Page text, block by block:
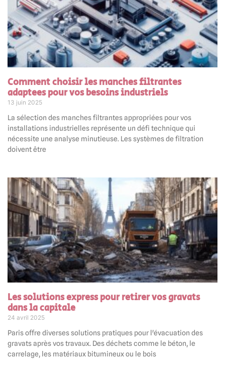
Comment choisir les manches filtrantes
adaptees pour vos besoins industriels
13 juin 2025
La sélection des manches filtrantes appropriées pour vos
installations industrielles représente un défi technique qui
nécessite une analyse minutieuse. Les systèmes de filtration
doivent être
Les solutions express pour retirer vos gravats
dans la capitale
24 avril 2025
Paris offre diverses solutions pratiques pour l'évacuation des
gravats après vos travaux. Des déchets comme le béton, le
carrelage, les matériaux bitumineux ou le bois